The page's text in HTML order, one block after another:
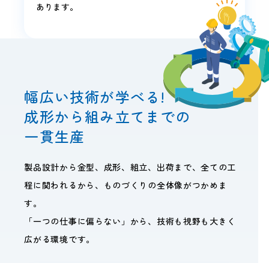
あります。
幅広い技術が学べる!
成形から組み立てまでの
一貫生産
製品設計から金型、成形、組立、出荷まで、全ての工
程に関われるから、ものづくりの全体像がつかめま
す。
「一つの仕事に偏らない」から、技術も視野も大きく
広がる環境です。